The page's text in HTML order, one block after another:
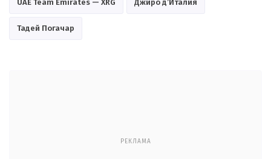
UAE Team Emirates — XRG Джиро д’Италия
Тадей Погачар
РЕКЛАМА